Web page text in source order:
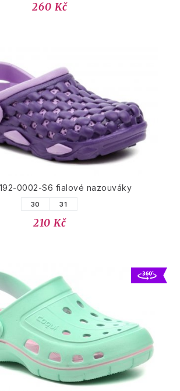
260 Kč
0002-S6 fialové nazouváky
30 31
210 Kč